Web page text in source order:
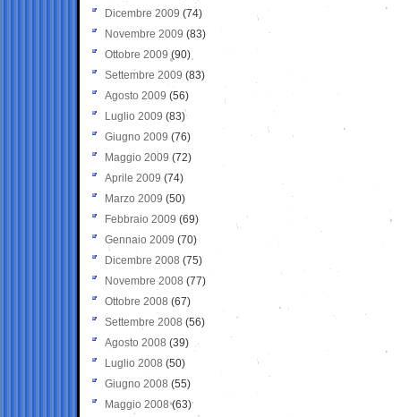
Dicembre 2009 (74)
Novembre 2009 (83)
Ottobre 2009 (90)
Settembre 2009 (83)
Agosto 2009 (56)
Luglio 2009 (83)
Giugno 2009 (76)
Maggio 2009 (72)
Aprile 2009 (74)
Marzo 2009 (50)
Febbraio 2009 (69)
Gennaio 2009 (70)
Dicembre 2008 (75)
Novembre 2008 (77)
Ottobre 2008 (67)
Settembre 2008 (56)
Agosto 2008 (39)
Luglio 2008 (50)
Giugno 2008 (55)
Maggio 2008(63)